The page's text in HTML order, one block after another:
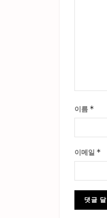
이름 *
이메일 *